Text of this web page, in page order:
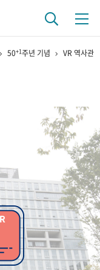
영상 기록물
50+1주년 기념 VR 역사관